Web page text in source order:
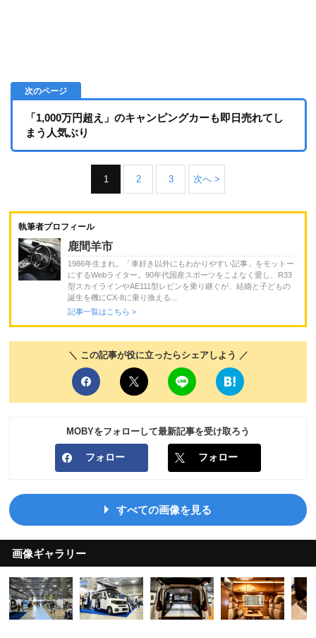
「1,000万円超え」のキャンピングカーも即日売れてし
まう人気ぶり
1 2 3 次へ >
執筆者プロフィール
鹿間羊市
1986年生まれ。「車好き以外にもわかりやすい記事」をモットー
にするWebライター。90年代国産スポーツをこよなく愛し、R33
型スカイラインやAE111型レビンを乗り継ぐが、結婚と子どもの
誕生を機にCX-8に乗り換える...
記事一覧はこちら >
＼ この記事が役に立ったらシェアしよう ／
MOBYをフォローして最新記事を受け取ろう
フォロー フォロー
すべての画像を見る
画像ギャラリー